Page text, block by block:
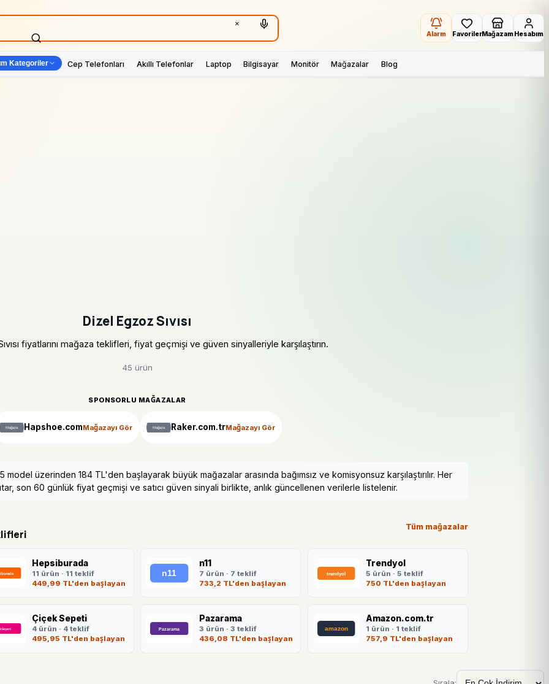
×
Alarm FavorilerMağazamHesabım
Kategoriler Cep Telefonları Akıllı Telefonlar Laptop Bilgisayar Monitör Mağazalar Blog
Dizel Egzoz Sıvısı
fiyatlarını mağaza teklifleri, fiyat geçmişi ve güven sinyalleriyle karşılaştırın.
45 ürün
SPONSORLU MAĞAZALAR
Hapshoe.comMağazayı Gör Raker.com.trMağazayı Gör
model üzerinden 184 TL'den başlayarak büyük mağazalar arasında bağımsız ve komisyonsuz karşılaştırılır. Her
son 60 günlük fiyat geçmişi ve satıcı güven sinyali birlikte, anlık güncellenen verilerle listelenir.
Tüm mağazalar
Hepsiburada
11 ürün · 11 teklif
449,99 TL'den başlayan
n11
7 ürün · 7 teklif
733,2 TL'den başlayan
Trendyol
5 ürün · 5 teklif
750 TL'den başlayan
Çiçek Sepeti
4 ürün · 4 teklif
495,95 TL'den başlayan
Pazarama
3 ürün · 3 teklif
436,08 TL'den başlayan
Amazon.com.tr
1 ürün · 1 teklif
757,9 TL'den başlayan